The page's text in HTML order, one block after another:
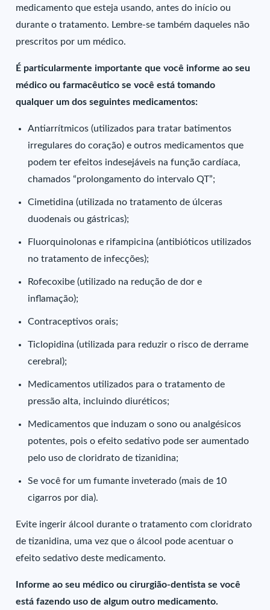
medicamento que esteja usando, antes do início ou
durante o tratamento. Lembre-se também daqueles não
prescritos por um médico.
É particularmente importante que você informe ao seu
médico ou farmacêutico se você está tomando
qualquer um dos seguintes medicamentos:
Antiarrítmicos (utilizados para tratar batimentos
irregulares do coração) e outros medicamentos que
podem ter efeitos indesejáveis na função cardíaca,
chamados “prolongamento do intervalo QT”;
Cimetidina (utilizada no tratamento de úlceras
duodenais ou gástricas);
Fluorquinolonas e rifampicina (antibióticos utilizados
no tratamento de infecções);
Rofecoxibe (utilizado na redução de dor e
inflamação);
Contraceptivos orais;
Ticlopidina (utilizada para reduzir o risco de derrame
cerebral);
Medicamentos utilizados para o tratamento de
pressão alta, incluindo diuréticos;
Medicamentos que induzam o sono ou analgésicos
potentes, pois o efeito sedativo pode ser aumentado
pelo uso de cloridrato de tizanidina;
Se você for um fumante inveterado (mais de 10
cigarros por dia).
Evite ingerir álcool durante o tratamento com cloridrato
de tizanidina, uma vez que o álcool pode acentuar o
efeito sedativo deste medicamento.
Informe ao seu médico ou cirurgião-dentista se você
está fazendo uso de algum outro medicamento.